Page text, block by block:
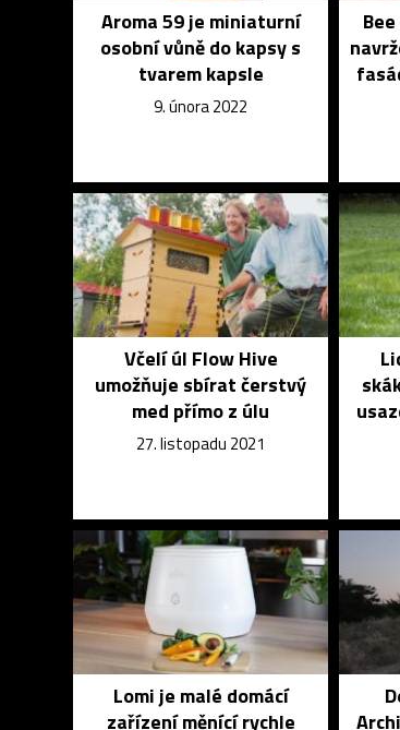
Aroma 59 je miniaturní
osobní vůně do kapsy s
tvarem kapsle
9. února 2022
Včelí úl Flow Hive
umožňuje sbírat čerstvý
med přímo z úlu
27. listopadu 2021
Lomi je malé domácí
zařízení měnící rychle